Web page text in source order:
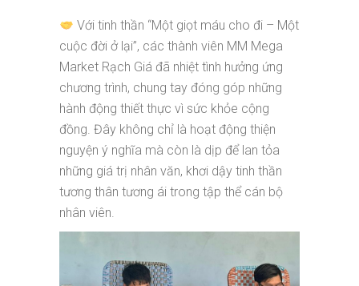
Với tinh thần “Một giọt máu cho đi – Một
cuộc đời ở lại”, các thành viên MM Mega
Market Rạch Giá đã nhiệt tình hưởng ứng
chương trình, chung tay đóng góp những
hành động thiết thực vì sức khỏe cộng
đồng. Đây không chỉ là hoạt động thiện
nguyện ý nghĩa mà còn là dịp để lan tỏa
những giá trị nhân văn, khơi dậy tinh thần
tương thân tương ái trong tập thể cán bộ
nhân viên.